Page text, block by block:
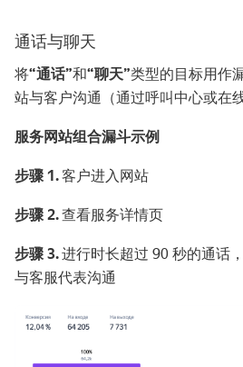
通话与聊天
将“通话”和“聊天”类型的目标用作
站与客户沟通（通过呼叫中心或在
服务网站组合漏斗示例
步骤 1.客户进入网站
步骤 2.查看服务详情页
步骤 3.进行时长超过 90 秒的通话
与客服代表沟通